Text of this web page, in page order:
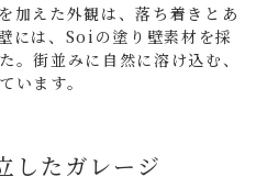
加えた外観は、落ち着きとあ
には、Soiの塗り壁素材を採
。街並みに自然に溶け込む、
います。
したガレージ